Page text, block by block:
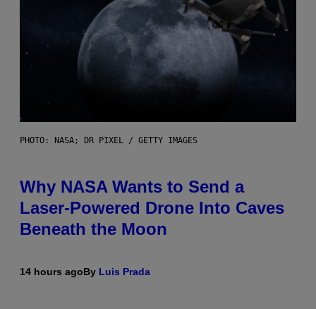
PHOTO: NASA; DR PIXEL / GETTY IMAGES
Why NASA Wants to Send a
Laser-Powered Drone Into Caves
Beneath the Moon
14 hours agoBy Luis Prada